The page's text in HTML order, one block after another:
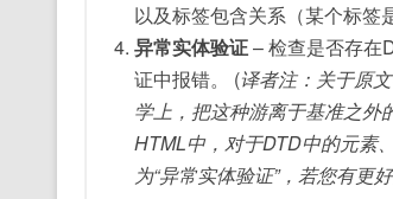
以及标签包含关系（某个标签
异常实体验证– 检查是否存在
证中报错。 (译者注：关于原
学上，把这种游离于基准之外
HTML中，对于DTD中的元素
为“异常实体验证”，若您有更